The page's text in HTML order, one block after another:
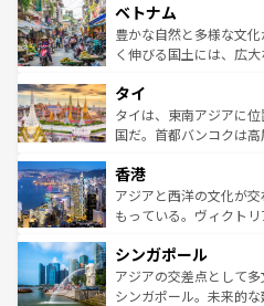
参照してほしい。
容にもいいと評判のスイ
が味わえる。 な
照してほしい。
き、地方に足を延ばせば
できる。そして、キム
まで、さまざまな韓国
リティに包まれながら、
わって
覧を参照してほしい。
ベトナム
豊かな自然と多様な文
く伸びる国土には、広
急速な発展と共に伝統が
ーチミン市のフランス
醸し出している。また
とつ。フォーやバインミ
ひ現地で味わいたい。
が旅行者を迎えてくれ
参照してほしい。
タイ
タイは、東南アジアに
国だ。首都バンコクは
の活気が交差している。
帯で自然と触れ合い、
いビーチでリゾート気
激する。気候は一年中温
が待っている。親しみ
た文化、そして多様な
香港
アジアと西洋の文化が
もっている。ヴィクト
み、どこを訪れても感動
ており、効率よく見ど
うな絶景から文化的な
シンガポール
アジアの交差点として
シンガポール。未来的